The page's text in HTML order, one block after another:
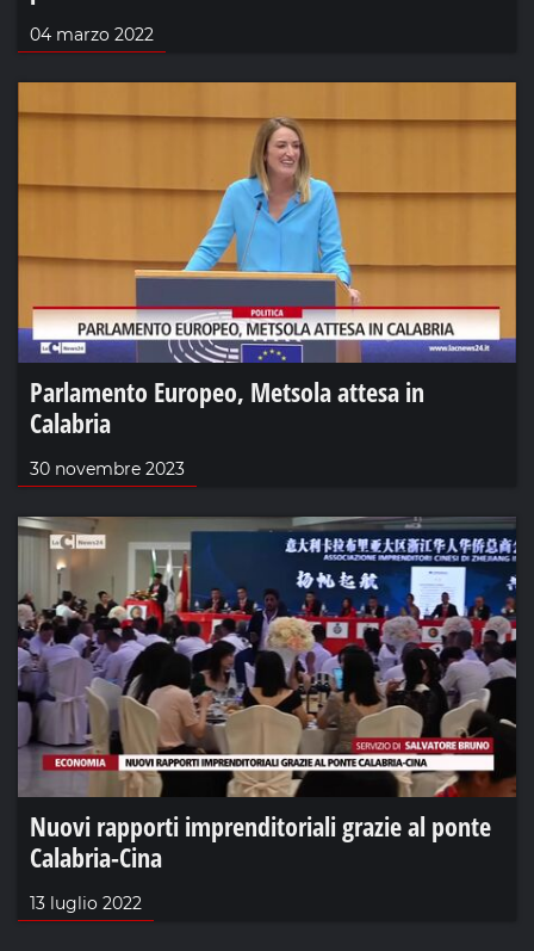
04 marzo 2022
Parlamento Europeo, Metsola attesa in
Calabria
30 novembre 2023
Nuovi rapporti imprenditoriali grazie al ponte
Calabria-Cina
13 luglio 2022